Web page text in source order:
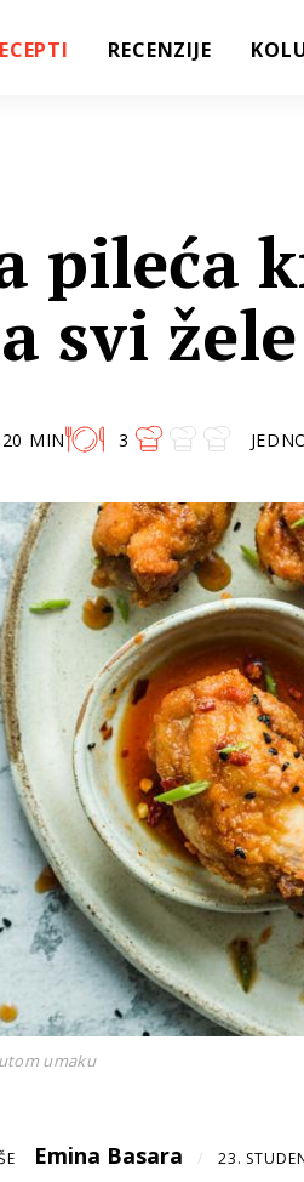
RECENZIJE
pileća
svi
20 MIN 3
umaku
Emina Basara / 23.